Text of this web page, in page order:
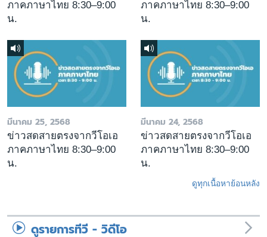
ภาคภาษาไทย 8:30–9:00
น.
ภาคภาษาไทย 8:30–9:00
น.
มีนาคม 25, 2568
ข่าวสดสายตรงจากวีโอเอ
ภาคภาษาไทย 8:30–9:00
น.
มีนาคม 24, 2568
ข่าวสดสายตรงจากวีโอเอ
ภาคภาษาไทย 8:30–9:00
น.
ดูทุกเนื้อหาย้อนหลัง
ดูรายการทีวี - วิดีโอ